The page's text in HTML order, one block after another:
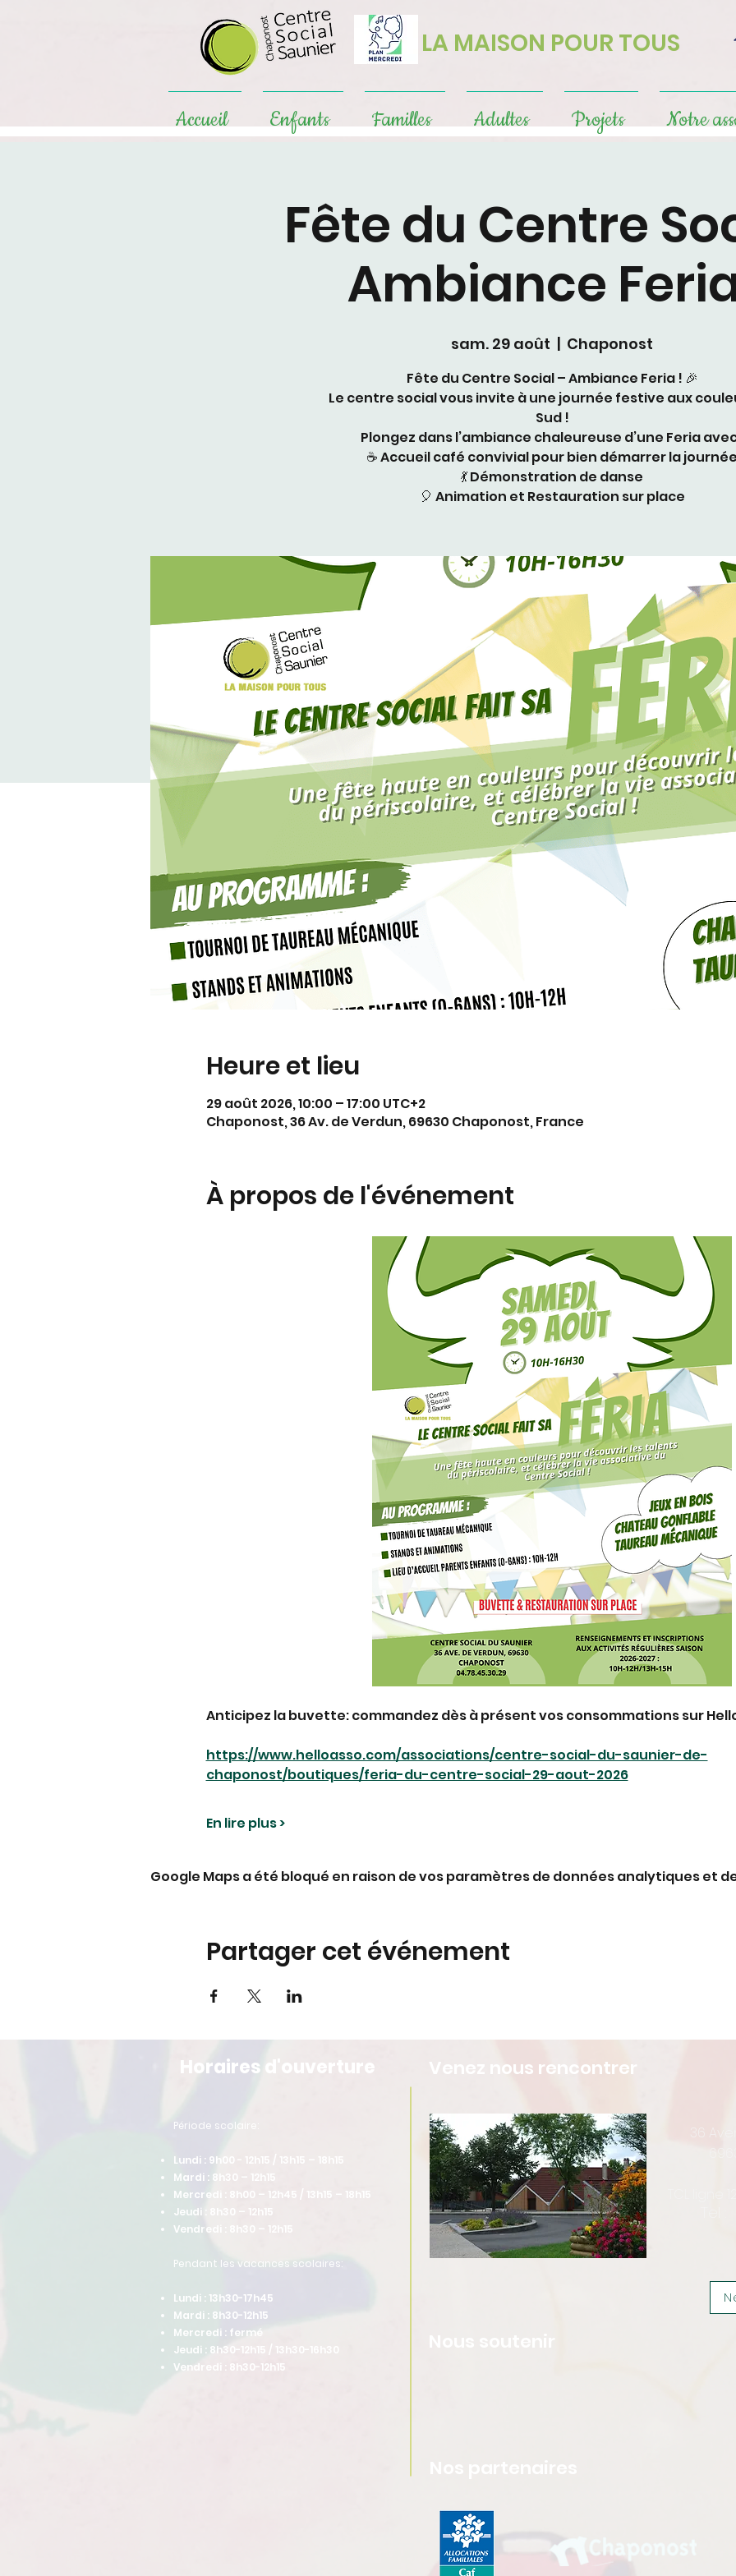
LA MAISON POUR TOUS
Accueil Enfants Familles Adultes Projets Notre
Fête du Centre
Ambiance
sam. 29 août
  |
Chaponost
Fête du Centre Social – Ambiance Feria ! 🎉
Le centre social vous invite à une journée festive aux
Sud !
Plongez dans l’ambiance chaleureuse d’une Feria
☕ Accueil café convivial pour bien démarrer la journée
💃 Démonstration de danse
🎈 Animation et Restauration sur place
Heure et lieu
29 août 2026, 10:00 – 17:00 UTC+2
Chaponost, 36 Av. de Verdun, 69630 Chaponost, France
À propos de l'événement
Anticipez la buvette: commandez dès à présent vos consommations sur
https://www.helloasso.com/associations/centre-social-du-saunier-de-
chaponost/boutiques/feria-du-centre-social-29-aout-2026
En lire plus >
Google Maps a été bloqué en raison de vos paramètres de données analytiques et
Partager cet événement
Horaires d'ouverture Venez nous rencontrer
​Période scolaire:
Lundi : 9h00 - 12h15 / 13h15 – 18h15
Mardi : 8h30 – 12h15
Mercredi : 8h00 – 12h45 / 13h15 – 18h15
Jeudi : 8h30 – 12h15
Vendredi : 8h30 – 12h15
Pendant les vacances scolaires:
Lundi : 13h30-17h45
Mardi : 8h30-12h15
Mercredi : fermé
Jeudi : 8h30-12h15 / 13h30-16h30
Vendredi : 8h30-12h15
Tel